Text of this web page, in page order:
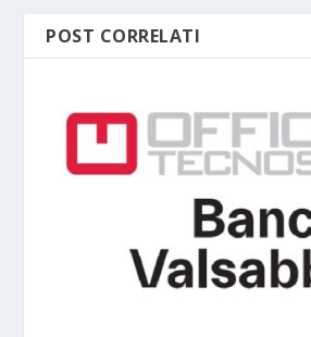
POST CORRELATI